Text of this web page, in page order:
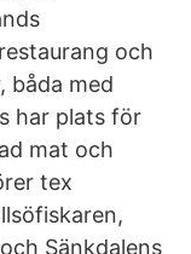
och
båda med
har plats för
mat och
tex
Sänkdalens